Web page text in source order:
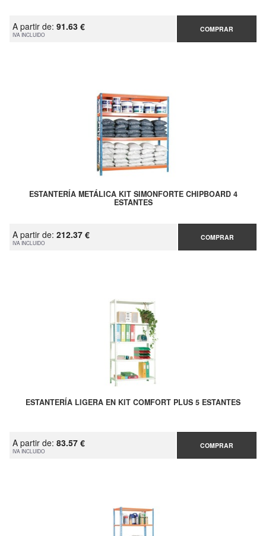
A partir de: 91.63 €
IVA INCLUIDO
COMPRAR
ESTANTERÍA METÁLICA KIT SIMONFORTE CHIPBOARD 4
ESTANTES
A partir de: 212.37 €
IVA INCLUIDO
COMPRAR
ESTANTERÍA LIGERA EN KIT COMFORT PLUS 5 ESTANTES
A partir de: 83.57 €
IVA INCLUIDO
COMPRAR